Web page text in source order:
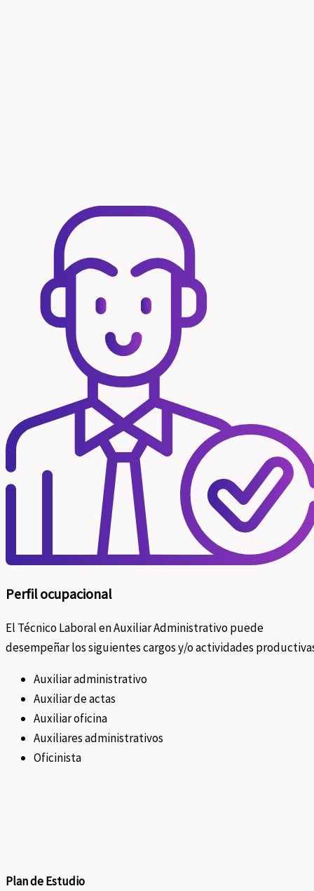
Perfil ocupacional
El Técnico Laboral en Auxiliar Administrativo puede
desempeñar los siguientes cargos y/o actividades
Auxiliar administrativo
Auxiliar de actas
Auxiliar oficina
Auxiliares administrativos
Oficinista
Plan de Estudio